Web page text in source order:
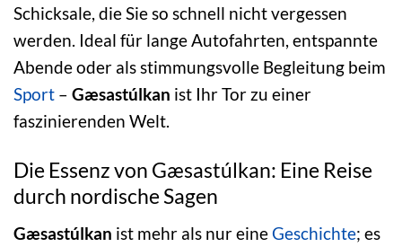
Schicksale, die Sie so schnell nicht vergessen
werden. Ideal für lange Autofahrten, entspannte
Abende oder als stimmungsvolle Begleitung beim
Sport – Gæsastúlkan ist Ihr Tor zu einer
faszinierenden Welt.
Die Essenz von Gæsastúlkan: Eine Reise
durch nordische Sagen
Gæsastúlkan ist mehr als nur eineGeschichte; es